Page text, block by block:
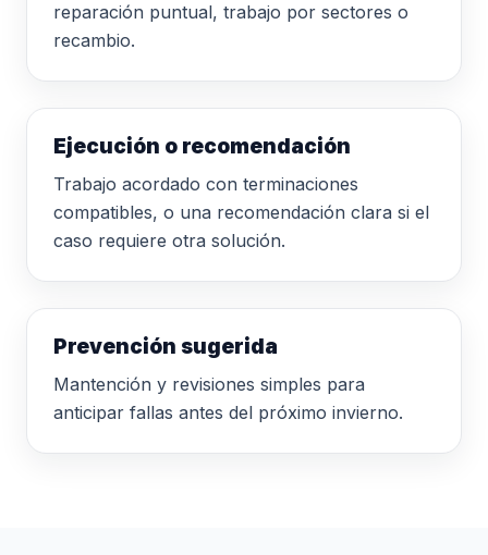
reparación puntual, trabajo por sectores o
recambio.
Ejecución o recomendación
Trabajo acordado con terminaciones
compatibles, o una recomendación clara si el
caso requiere otra solución.
Prevención sugerida
Mantención y revisiones simples para
anticipar fallas antes del próximo invierno.